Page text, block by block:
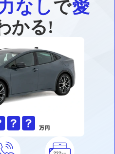
なしで愛
かる!